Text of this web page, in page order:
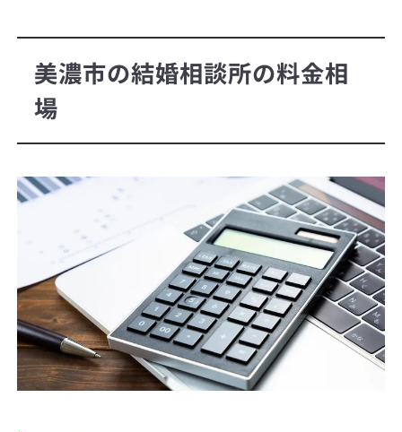
美濃市の結婚相談所の料金相
場